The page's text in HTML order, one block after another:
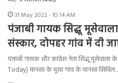
31 May 2022 - 10:14 AM
पंजाबी गायक सिद्धू
संस्कार, दोपहर गांव में दी
पंजाबी गायक और कांग्रेस नेता सिद्धू मूसेवाला
Today) मानसा के मूसा गांव के मानसा